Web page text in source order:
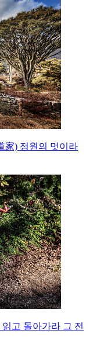
家) 정원의 멋이라
고 돌아가라 그 전